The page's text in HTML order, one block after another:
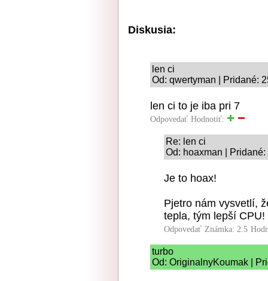
Diskusia:
len ci
Od: qwertyman | Pridané:
len ci to je iba pri 7
Odpovedať Hodnotiť:
Re: len ci
Od: hoaxman |
Je to hoax!
Pjetro nám vysvetlí,
tepla, tým lepší CPU!
Odpovedať Známka: 2.5
turbo
Od: OriginalnyKoumak |